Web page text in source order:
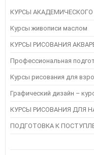
КУРСЫ АКАДЕМИЧЕСКОГО
Курсы живописи маслом
КУРСЫ РИСОВАНИЯ
Профессиональная
Курсы рисования для
Графический дизайн –
КУРСЫ РИСОВАНИЯ ДЛЯ
ПОДГОТОВКА К